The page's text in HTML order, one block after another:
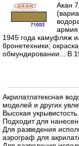
Акан
1945 года камуфляж
бронетехники;
обмундировании... В
Акрилатлатексная
моделей и других
Высокая укрывистость.
Подходит для
Для разведения
аэрограф для